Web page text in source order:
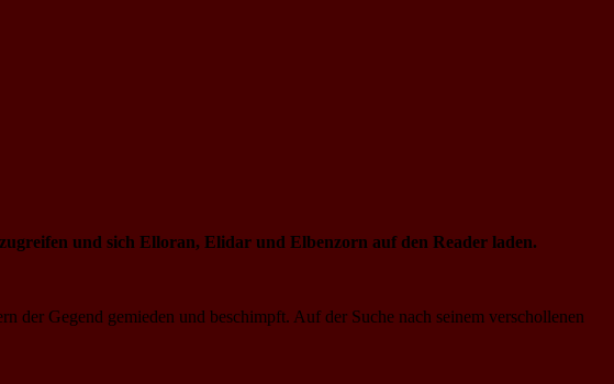
und sich Elloran, Elidar und Elbenzorn auf den Reader laden.
Gegend gemieden und beschimpft. Auf der Suche nach seinem verschollenen